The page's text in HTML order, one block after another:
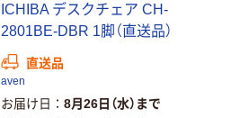
ICHIBA デスクチェア CH-
2801BE-DBR 1脚（直送品）
直送品
aven
お届け日 8月26日（水）まで